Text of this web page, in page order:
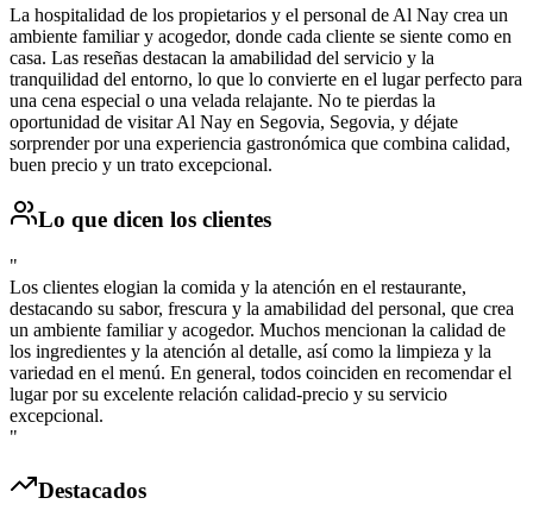
La hospitalidad de los propietarios y el personal de Al Nay crea un
ambiente familiar y acogedor, donde cada cliente se siente como en
casa. Las reseñas destacan la amabilidad del servicio y la
tranquilidad del entorno, lo que lo convierte en el lugar perfecto para
una cena especial o una velada relajante. No te pierdas la
oportunidad de visitar Al Nay en Segovia, Segovia, y déjate
sorprender por una experiencia gastronómica que combina calidad,
buen precio y un trato excepcional.
Lo que dicen los clientes
"
Los clientes elogian la comida y la atención en el restaurante,
destacando su sabor, frescura y la amabilidad del personal, que crea
un ambiente familiar y acogedor. Muchos mencionan la calidad de
los ingredientes y la atención al detalle, así como la limpieza y la
variedad en el menú. En general, todos coinciden en recomendar el
lugar por su excelente relación calidad-precio y su servicio
excepcional.
"
Destacados